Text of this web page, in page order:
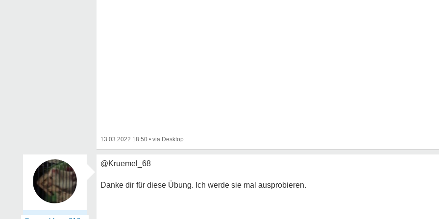
13.03.2022 18:50 •
@Kruemel_68
Danke dir für diese Übung. Ich werde sie mal ausprobieren.